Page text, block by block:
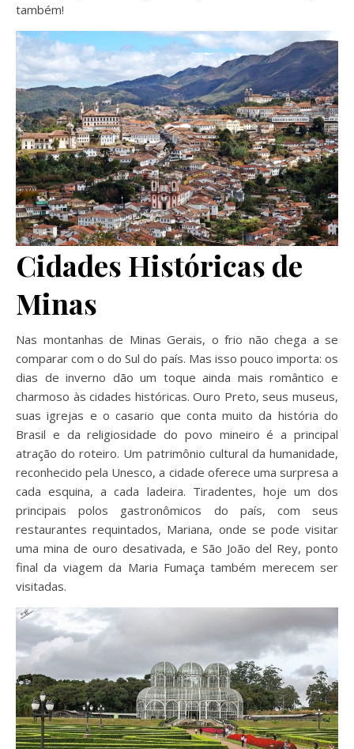
também!
Cidades Históricas de
Minas
Nas montanhas de Minas Gerais, o frio não chega a se
comparar com o do Sul do país. Mas isso pouco importa: os
dias de inverno dão um toque ainda mais romântico e
charmoso às cidades históricas. Ouro Preto, seus museus,
suas igrejas e o casario que conta muito da história do
Brasil e da religiosidade do povo mineiro é a principal
atração do roteiro. Um patrimônio cultural da humanidade,
reconhecido pela Unesco, a cidade oferece uma surpresa a
cada esquina, a cada ladeira. Tiradentes, hoje um dos
principais polos gastronômicos do país, com seus
restaurantes requintados, Mariana, onde se pode visitar
uma mina de ouro desativada, e São João del Rey, ponto
final da viagem da Maria Fumaça também merecem ser
visitadas.